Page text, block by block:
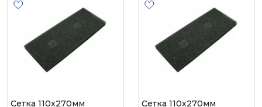
Сетка 110х270мм
Сетка 110х270мм